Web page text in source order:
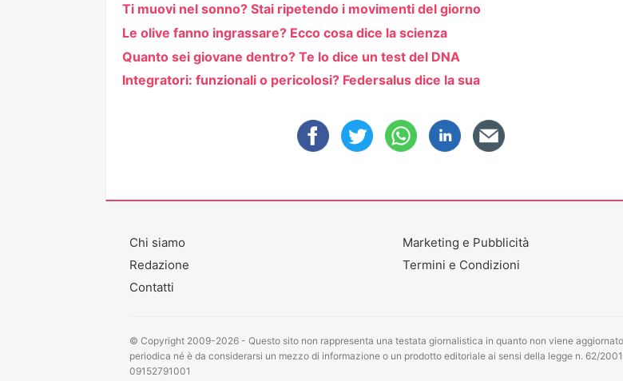
Ti muovi nel sonno? Stai ripetendo i movimenti del giorno
Le olive fanno ingrassare? Ecco cosa dice la scienza
Quanto sei giovane dentro? Te lo dice un test del DNA
Integratori: funzionali o pericolosi? Federsalus dice la sua
Chi siamo
Redazione
Contatti
Marketing e Pubblicità
Termini e Condizioni
© Copyright 2009-2026 - Questo sito non rappresenta una testata giornalistica in quanto non viene
periodica né è da considerarsi un mezzo di informazione o un prodotto editoriale ai sensi della legge n. 62/
09152791001